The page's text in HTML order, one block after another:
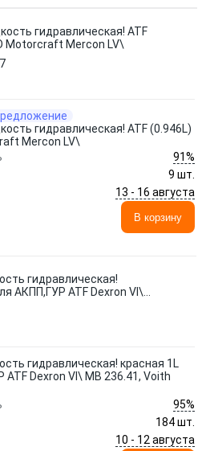
гидравлическая! ATF
Motorcraft Mercon LV\
гидравлическая! ATF (0.946L)
Mercon LV\
91%
9 шт.
13 - 16 августа
В корзину
гидравлическая!
АКПП,ГУР ATF Dexron VI\
H55.6335.3X
гидравлическая! красная 1L
Dexron VI\ MB 236.41, Voith
95%
184 шт.
10 - 12 августа